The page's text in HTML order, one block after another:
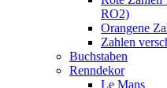
RO2)
Orangene
Zahlen
Buchstaben
Renndekor
Le Mans